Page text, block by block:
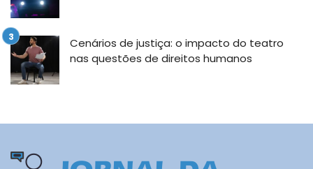
Cenários de justiça: o impacto do teatro
nas questões de direitos humanos